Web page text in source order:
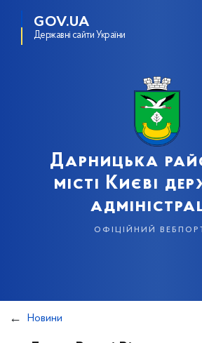
GOV.UA
Державні сайти України
Дарницька
місті Києві
офіційний
Новини